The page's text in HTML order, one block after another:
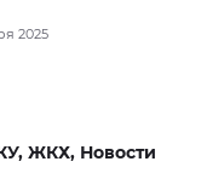
2025
ЖКХ, Новости